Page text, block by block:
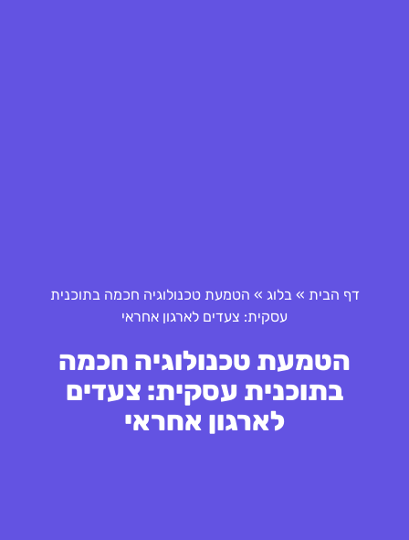
דף הבית » בלוג » הטמעת טכנולוגיה חכמה בתוכנית
עסקית: צעדים לארגון אחראי
הטמעת טכנולוגיה חכמה
בתוכנית עסקית: צעדים
לארגון אחראי